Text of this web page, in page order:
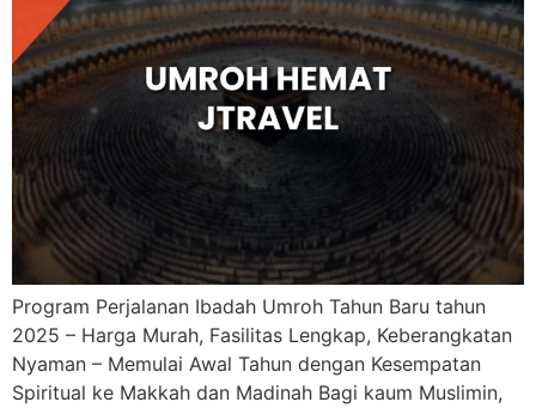
Program Perjalanan Ibadah Umroh Tahun Baru tahun
2025 – Harga Murah, Fasilitas Lengkap, Keberangkatan
Nyaman – Memulai Awal Tahun dengan Kesempatan
Spiritual ke Makkah dan Madinah Bagi kaum Muslimin,